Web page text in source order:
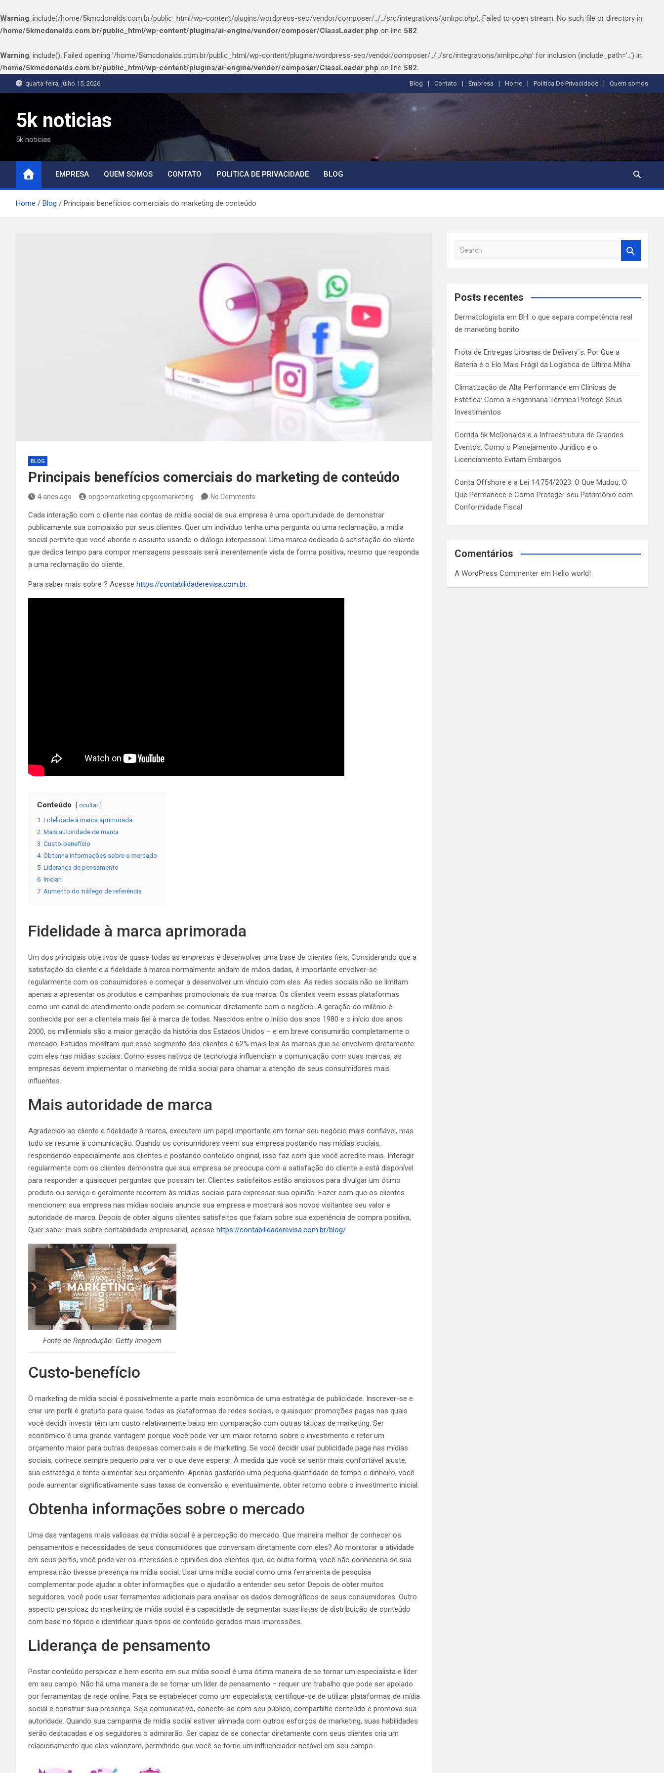
Warning: include(/home/5kmcdonalds.com.br/public_html/wp-content/plugins/wordpress-seo/vendor/composer/../../src/integrations/xmlrpc.php): Failed to open stream: No such file or directory in
/home/5kmcdonalds.com.br/public_html/wp-content/plugins/ai-engine/vendor/composer/ClassLoader.php on line 582
Warning: include(): Failed opening '/home/5kmcdonalds.com.br/public_html/wp-content/plugins/wordpress-seo/vendor/composer/../../src/integrations/xmlrpc.php' for inclusion (include_path='.:') in
/home/5kmcdonalds.com.br/public_html/wp-content/plugins/ai-engine/vendor/composer/ClassLoader.php on line 582
to
quarta-feira, julho 15, 2026 Blog Contato Empresa Home Politica De Privacidade Quem somos
5k noticias
5k noticias
EMPRESA QUEM SOMOS CONTATO POLITICA DE PRIVACIDADE BLOG
Home Blog Principais benefícios comerciais do marketing de conteúdo
BLOG
Principais benefícios comerciais do marketing de conteúdo
4 anos ago opgoomarketing opgoomarketing No Comments
Cada interação com o cliente nas contas de mídia social de sua empresa é uma oportunidade de demonstrar
publicamente sua compaixão por seus clientes. Quer um indivíduo tenha uma pergunta ou uma reclamação, a mídia
social permite que você aborde o assunto usando o diálogo interpessoal. Uma marca dedicada à satisfação do cliente
que dedica tempo para compor mensagens pessoais será inerentemente vista de forma positiva, mesmo que responda
a uma reclamação do cliente.
Para saber mais sobre ? Acesse https://contabilidaderevisa.com.br.
Conteúdo ocultar
1 Fidelidade à marca aprimorada
2 Mais autoridade de marca
3 Custo-benefício
4 Obtenha informações sobre o mercado
5 Liderança de pensamento
6 Iniciar!
7 Aumento do tráfego de referência
Fidelidade à marca aprimorada
Um dos principais objetivos de quase todas as empresas é desenvolver uma base de clientes fiéis. Considerando que a
satisfação do cliente e a fidelidade à marca normalmente andam de mãos dadas, é importante envolver-se
regularmente com os consumidores e começar a desenvolver um vínculo com eles. As redes sociais não se limitam
apenas a apresentar os produtos e campanhas promocionais da sua marca. Os clientes veem essas plataformas
como um canal de atendimento onde podem se comunicar diretamente com o negócio. A geração do milênio é
conhecida por ser a clientela mais fiel à marca de todas. Nascidos entre o início dos anos 1980 e o início dos anos
2000, os millennials são a maior geração da história dos Estados Unidos – e em breve consumirão completamente o
mercado. Estudos mostram que esse segmento dos clientes é 62% mais leal às marcas que se envolvem diretamente
com eles nas mídias sociais. Como esses nativos de tecnologia influenciam a comunicação com suas marcas, as
empresas devem implementar o marketing de mídia social para chamar a atenção de seus consumidores mais
influentes.
Mais autoridade de marca
Agradecido ao cliente e fidelidade à marca, executem um papel importante em tornar seu negócio mais confiável, mas
tudo se resume à comunicação. Quando os consumidores veem sua empresa postando nas mídias sociais,
respondendo especialmente aos clientes e postando conteúdo original, isso faz com que você acredite mais. Interagir
regularmente com os clientes demonstra que sua empresa se preocupa com a satisfação do cliente e está disponível
para responder a quaisquer perguntas que possam ter. Clientes satisfeitos estão ansiosos para divulgar um ótimo
produto ou serviço e geralmente recorrem às mídias sociais para expressar sua opinião. Fazer com que os clientes
mencionem sua empresa nas mídias sociais anuncie sua empresa e mostrará aos novos visitantes seu valor e
autoridade de marca. Depois de obter alguns clientes satisfeitos que falam sobre sua experiência de compra positiva,
Quer saber mais sobre contabilidade empresarial, acesse https://contabilidaderevisa.com.br/blog/
Fonte de Reprodução: Getty Imagem
Custo-benefício
O marketing de mídia social é possivelmente a parte mais econômica de uma estratégia de publicidade. Inscrever-se e
criar um perfil é gratuito para quase todas as plataformas de redes sociais, e quaisquer promoções pagas nas quais
você decidir investir têm um custo relativamente baixo em comparação com outras táticas de marketing. Ser
econômico é uma grande vantagem porque você pode ver um maior retorno sobre o investimento e reter um
orçamento maior para outras despesas comerciais e de marketing. Se você decidir usar publicidade paga nas mídias
sociais, comece sempre pequeno para ver o que deve esperar. À medida que você se sentir mais confortável ajuste,
sua estratégia e tente aumentar seu orçamento. Apenas gastando uma pequena quantidade de tempo e dinheiro, você
pode aumentar significativamente suas taxas de conversão e, eventualmente, obter retorno sobre o investimento inicial.
Obtenha informações sobre o mercado
Uma das vantagens mais valiosas da mídia social é a percepção do mercado. Que maneira melhor de conhecer os
pensamentos e necessidades de seus consumidores que conversam diretamente com eles? Ao monitorar a atividade
em seus perfis, você pode ver os interesses e opiniões dos clientes que, de outra forma, você não conheceria se sua
empresa não tivesse presença na mídia social. Usar uma mídia social como uma ferramenta de pesquisa
complementar pode ajudar a obter informações que o ajudarão a entender seu setor. Depois de obter muitos
seguidores, você pode usar ferramentas adicionais para analisar os dados demográficos de seus consumidores. Outro
aspecto perspicaz do marketing de mídia social é a capacidade de segmentar suas listas de distribuição de conteúdo
com base no tópico e identificar quais tipos de conteúdo gerados mais impressões.
Liderança de pensamento
Postar conteúdo perspicaz e bem escrito em sua mídia social é uma ótima maneira de se tornar um especialista e líder
em seu campo. Não há uma maneira de se tornar um líder de pensamento – requer um trabalho que pode ser apoiado
por ferramentas de rede online. Para se estabelecer como um especialista, certifique-se de utilizar plataformas de mídia
social e construir sua presença. Seja comunicativo, conecte-se com seu público, compartilhe conteúdo e promova sua
autoridade. Quando sua campanha de mídia social estiver alinhada com outros esforços de marketing, suas habilidades
serão destacadas e os seguidores o admirarão. Ser capaz de se conectar diretamente com seus clientes cria um
relacionamento que eles valorizam, permitindo que você se torne um influenciador notável em seu campo.
a
c
Posts recentes
Dermatologista em BH: o que separa competência real
de marketing bonito
Frota de Entregas Urbanas de Delivery´s: Por Que a
Bateria é o Elo Mais Frágil da Logística de Última Milha
Climatização de Alta Performance em Clínicas de
Estética: Como a Engenharia Térmica Protege Seus
Investimentos
Corrida 5k McDonalds e a Infraestrutura de Grandes
Eventos: Como o Planejamento Jurídico e o
Licenciamento Evitam Embargos
Conta Offshore e a Lei 14.754/2023: O Que Mudou, O
Que Permanece e Como Proteger seu Patrimônio com
Conformidade Fiscal
Comentários
A WordPress Commenter emHello world!